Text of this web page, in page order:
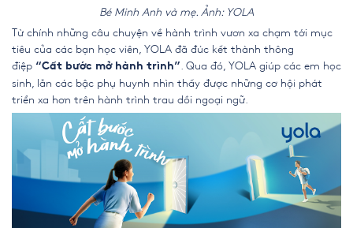
Bé Minh Anh và mẹ. Ảnh: YOLA
Từ chính những câu chuyện về hành trình vươn xa chạm tới mục
tiêu của các bạn học viên, YOLA đã đúc kết thành thông
điệp “Cất bước mở hành trình” . Qua đó, YOLA giúp các em học
sinh, lẫn các bậc phụ huynh nhìn thấy được những cơ hội phát
triển xa hơn trên hành trình trau dồi ngoại ngữ.